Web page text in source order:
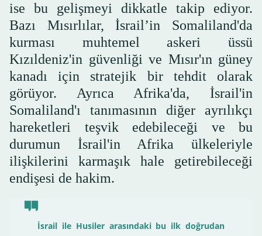
ise bu gelişmeyi dikkatle takip ediyor.
Bazı Mısırlılar, İsrail’in Somaliland'da
kurması muhtemel askeri üssü
Kızıldeniz'in güvenliği ve Mısır'ın güney
kanadı için stratejik bir tehdit olarak
görüyor. Ayrıca Afrika'da, İsrail'in
Somaliland'ı tanımasının diğer ayrılıkçı
hareketleri teşvik edebileceği ve bu
durumun İsrail'in Afrika ülkeleriyle
ilişkilerini karmaşık hale getirebileceği
endişesi de hakim.
İsrail ile Husiler arasındaki bu ilk doğrudan